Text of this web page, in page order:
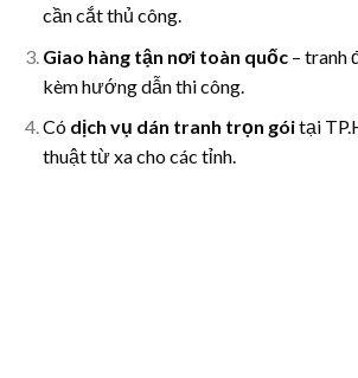
cần cắt thủ công.
Giao hàng tận nơi toàn quốc– tranh
kèm hướng dẫn thi công.
Có dịch vụ dán tranh trọn góitại
thuật từ xa cho các tỉnh.